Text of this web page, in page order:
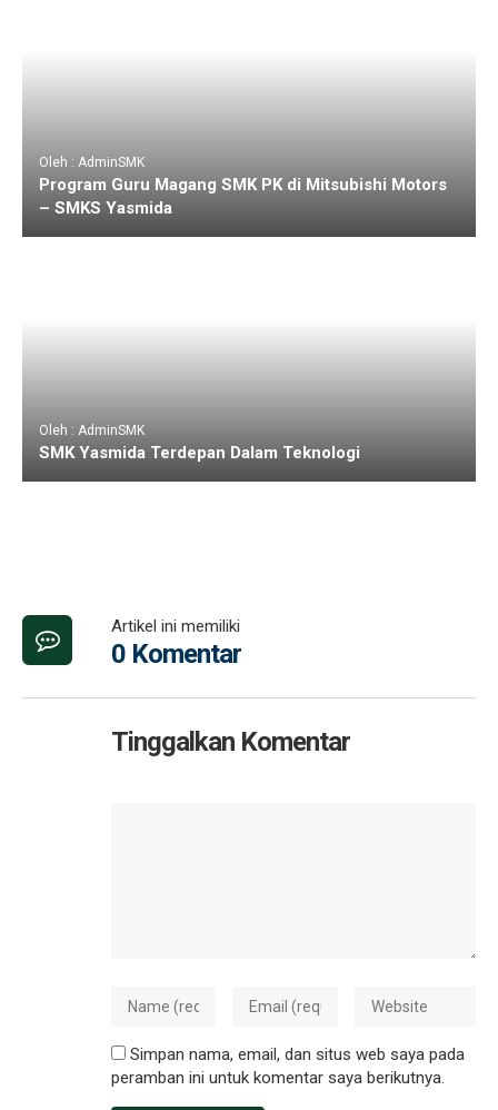
Oleh : AdminSMK
Program Guru Magang SMK PK di Mitsubishi Motors
– SMKS Yasmida
Oleh : AdminSMK
SMK Yasmida Terdepan Dalam Teknologi
Artikel ini memiliki
0 Komentar
Tinggalkan Komentar
Simpan nama, email, dan situs web saya pada
peramban ini untuk komentar saya berikutnya.